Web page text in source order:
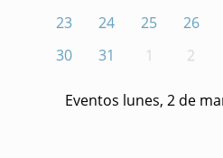
23
24 25 26
30
31 1 2
Eventos lunes, 2 de